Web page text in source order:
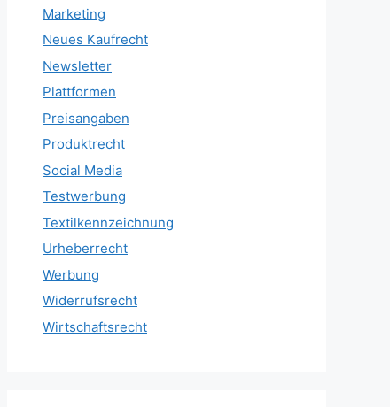
Marketing
Neues Kaufrecht
Newsletter
Plattformen
Preisangaben
Produktrecht
Social Media
Testwerbung
Textilkennzeichnung
Urheberrecht
Werbung
Widerrufsrecht
Wirtschaftsrecht